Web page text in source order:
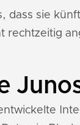
dass sie
rechtzeitig